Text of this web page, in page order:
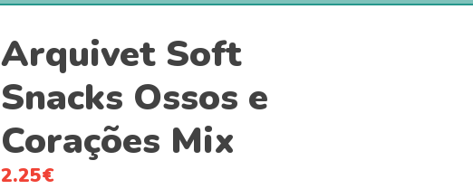
Arquivet Soft
Snacks Ossos e
Corações Mix
2.25€